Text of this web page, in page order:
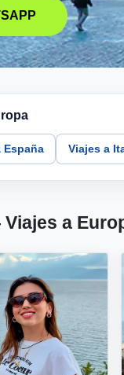
España Viajes a
a